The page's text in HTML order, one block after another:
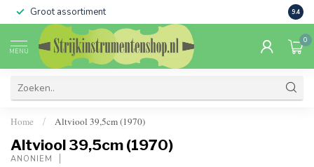
Groot assortiment 9.4
MENU
0
Home / Altviool 39,5cm (1970)
Altviool 39,5cm (1970)
ANONIEM